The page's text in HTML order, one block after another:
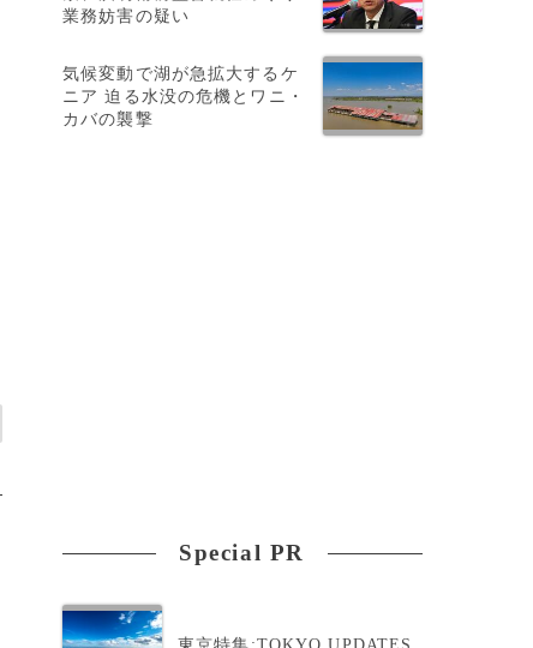
業務妨害の疑い
気候変動で湖が急拡大するケ
ニア 迫る水没の危機とワニ・
カバの襲撃
Special PR
東京特集:TOKYO UPDATES